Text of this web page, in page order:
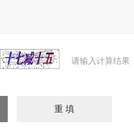
请输入计算结果